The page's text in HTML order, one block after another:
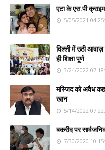
एटा के एस.पी
5/05/2021
दिल्ली में उठी आवाज़
ही शिक्षा पूर्ण
3/24/2022
मस्जिद को अवैध
खान
5/14/2022
बकरीद पर
7/30/2020